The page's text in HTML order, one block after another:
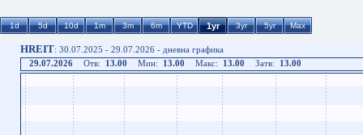
HREIT: 30.07.2025 - 29.07.2026 - дневна графика
29.07.2026
Отв: 13.00 Мин: 13.00 Макс: 13.00 Затв: 13.00